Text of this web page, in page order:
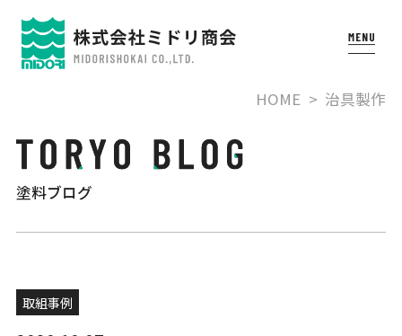
HOME 治具製作
塗料ブログ
取組事例